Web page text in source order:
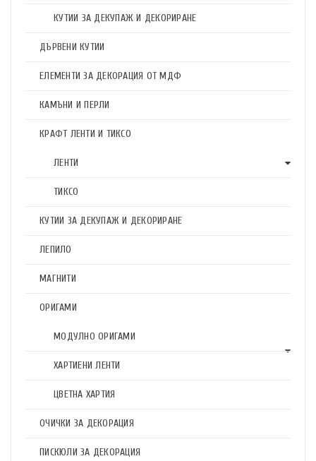
КУТИИ ЗА ДЕКУПАЖ И ДЕКОРИРАНЕ
ДЪРВЕНИ КУТИИ
ЕЛЕМЕНТИ ЗА ДЕКОРАЦИЯ ОТ МДФ
КАМЪНИ И ПЕРЛИ
КРАФТ ЛЕНТИ И ТИКСО
ЛЕНТИ
ТИКСО
КУТИИ ЗА ДЕКУПАЖ И ДЕКОРИРАНЕ
ЛЕПИЛО
МАГНИТИ
ОРИГАМИ
МОДУЛНО ОРИГАМИ
ХАРТИЕНИ ЛЕНТИ
ЦВЕТНА ХАРТИЯ
ОЧИЧКИ ЗА ДЕКОРАЦИЯ
ПИСКЮЛИ ЗА ДЕКОРАЦИЯ